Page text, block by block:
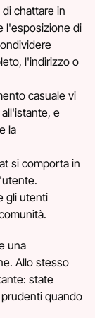
chattare in
l'esposizione di
l'indirizzo o
casuale vi
e
la
si comporta in
gli utenti
una
Allo stesso
state
quando